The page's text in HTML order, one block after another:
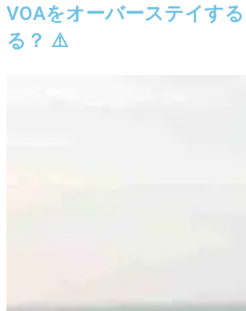
VOAをオーバーステイす
る？ ⚠️